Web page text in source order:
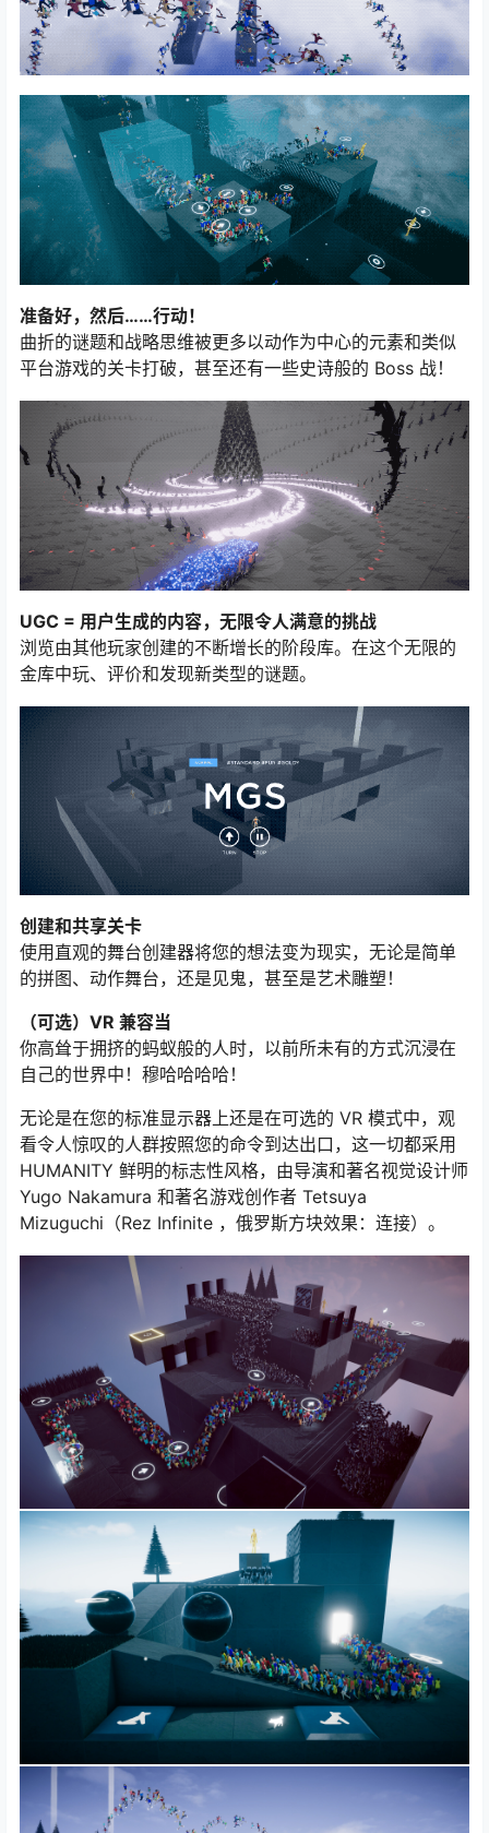
准备好，然后……行动！
曲折的谜题和战略思维被更多以动作为中心的元素和类似
平台游戏的关卡打破，甚至还有一些史诗般的 Boss 战！
UGC = 用户生成的内容，无限令人满意的挑战
浏览由其他玩家创建的不断增长的阶段库。在这个无限的
金库中玩、评价和发现新类型的谜题。
创建和共享关卡
使用直观的舞台创建器将您的想法变为现实，无论是简单
的拼图、动作舞台，还是见鬼，甚至是艺术雕塑！
（可选）VR 兼容当
你高耸于拥挤的蚂蚁般的人时，以前所未有的方式沉浸在
自己的世界中！穆哈哈哈哈！
无论是在您的标准显示器上还是在可选的 VR 模式中，观
看令人惊叹的人群按照您的命令到达出口，这一切都采用
HUMANITY 鲜明的标志性风格，由导演和著名视觉设计师
Yugo Nakamura 和著名游戏创作者 Tetsuya
Mizuguchi（Rez Infinite ，俄罗斯方块效果：连接）。